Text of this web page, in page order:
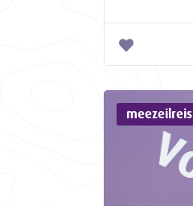
meezeilreis